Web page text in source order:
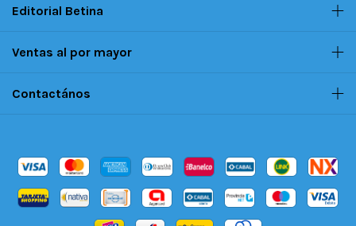
Editorial Betina
Ventas al por mayor
Contactános